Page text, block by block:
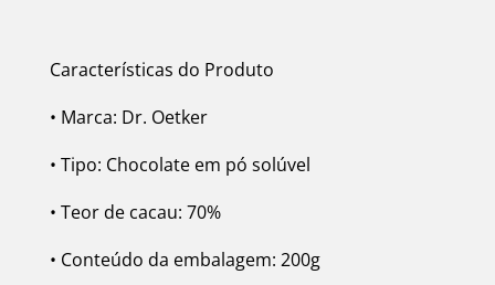
Características do Produto
• Marca: Dr. Oetker
• Tipo: Chocolate em pó solúvel
• Teor de cacau: 70%
• Conteúdo da embalagem: 200g